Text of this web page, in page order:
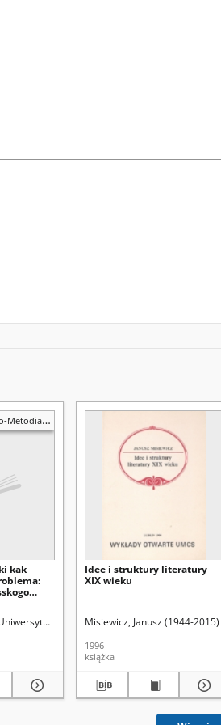
kak
Marii Curie-Skłodowskiej (Lublin).
Idee i struktury literatury
XIX wieku
Misiewicz, Janusz (1944-2015)
1996
książka